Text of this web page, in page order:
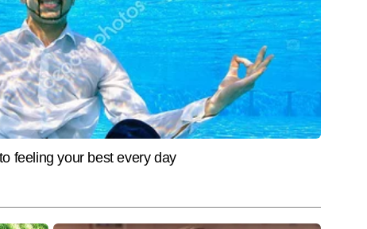
अग्निवीर भी बांधेंगी
लीडरशिप भूमिका से क्यों नहीं हटाया
नोट
में सीनियर एसोसिएट एडिटर हैं और लाइफस्टाइल सेक्शन की लीड हैं। लाइफस्टाइल
वाली मेधा की विशेषज्ञता हेल्थ, वेलनेस, फिटनेस, मेंटल हेल्थ, डेली लाइफ इम्प्रूवमेंट,
तक फैली है। उनकी लेखन शैली पाठकों को जटिल स्वास्थ्य और जीवनशैली संबंधी
रूप में प्रस्तुत करती है, जिससे उनका कंटेंट व्यापक पाठक समूह से जुड़ता है।
End of Article